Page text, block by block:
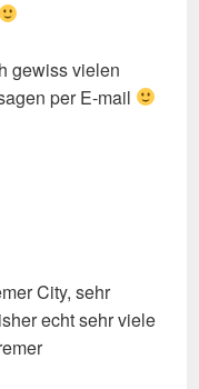
gewiss vielen
per E-mail
City, sehr
echt sehr viele